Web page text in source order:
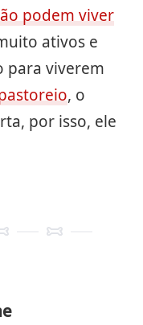
podem viver
ativos e
para viverem
, o
por isso, ele